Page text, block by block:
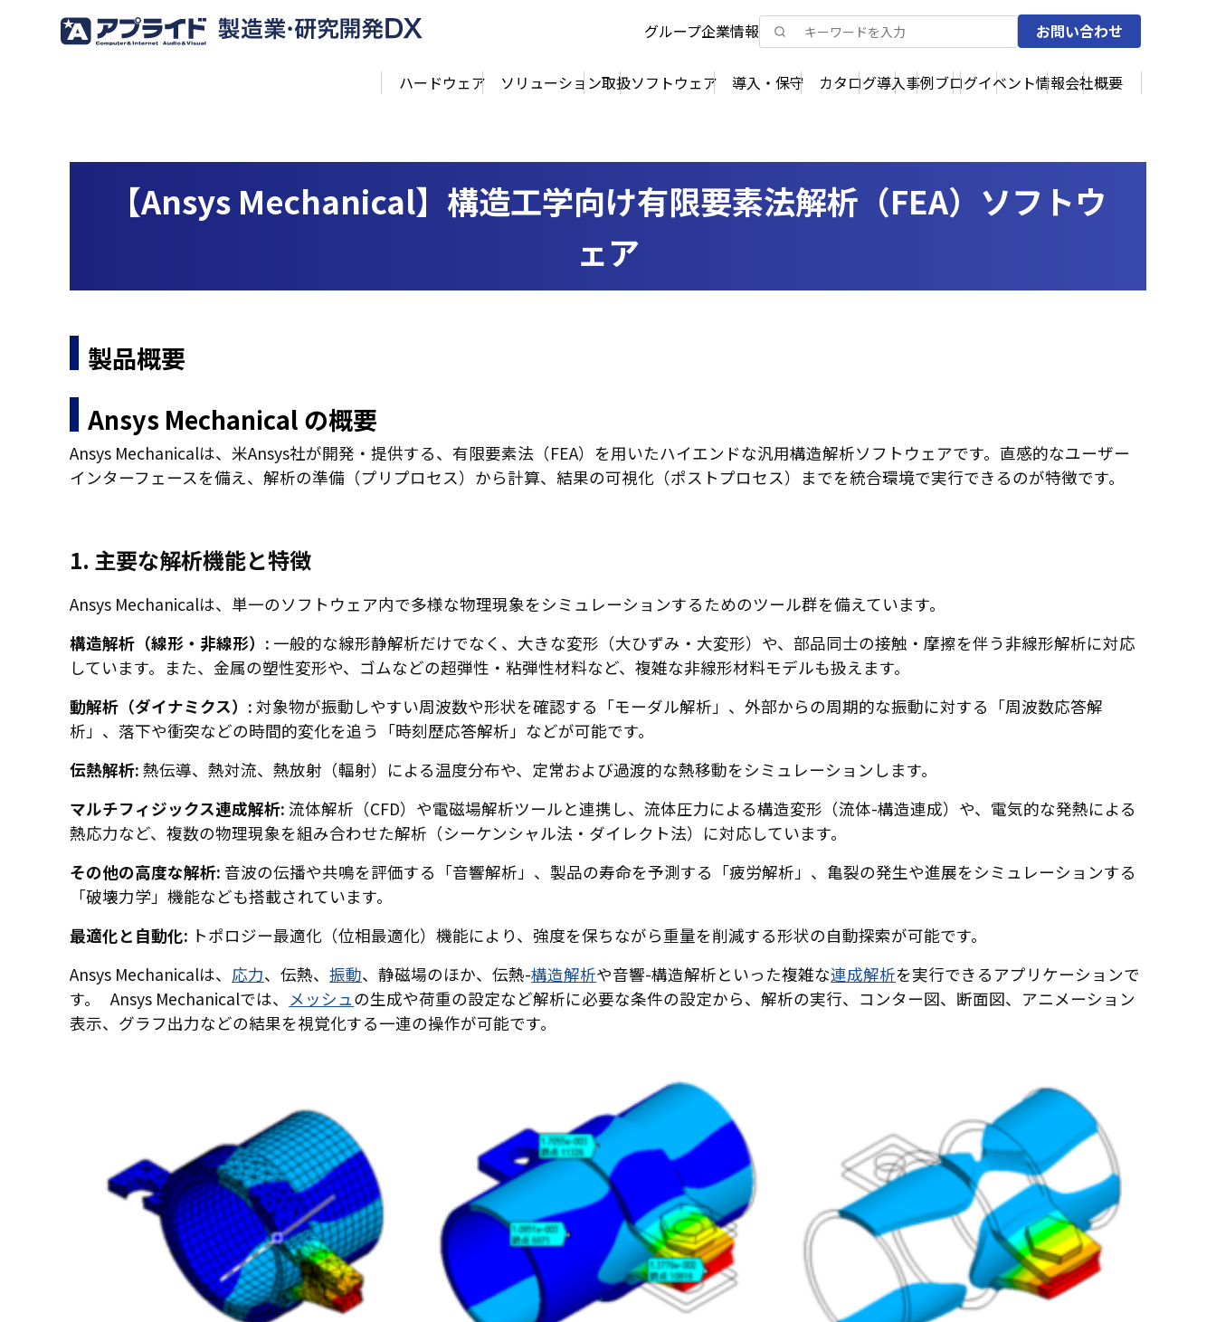
グループ企業情報 お問い合わせ
ハードウェア ソリューション取扱ソフトウェア 導入・保守 カタログ導入事例ブログイベント情報会社概要
【Ansys Mechanical】構造工学向け有限要素法解析（FEA）ソフトウ
ェア
製品概要
Ansys Mechanical の概要
Ansys Mechanicalは、米Ansys社が開発・提供する、有限要素法（FEA）を用いたハイエンドな汎用構造解析ソフトウェアです。直感的なユーザー
インターフェースを備え、解析の準備（プリプロセス）から計算、結果の可視化（ポストプロセス）までを統合環境で実行できるのが特徴です。
1. 主要な解析機能と特徴
Ansys Mechanicalは、単一のソフトウェア内で多様な物理現象をシミュレーションするためのツール群を備えています。
構造解析（線形・非線形）: 一般的な線形静解析だけでなく、大きな変形（大ひずみ・大変形）や、部品同士の接触・摩擦を伴う非線形解析に対応
しています。また、金属の塑性変形や、ゴムなどの超弾性・粘弾性材料など、複雑な非線形材料モデルも扱えます。
動解析（ダイナミクス）: 対象物が振動しやすい周波数や形状を確認する「モーダル解析」、外部からの周期的な振動に対する「周波数応答解
析」、落下や衝突などの時間的変化を追う「時刻歴応答解析」などが可能です。
伝熱解析: 熱伝導、熱対流、熱放射（輻射）による温度分布や、定常および過渡的な熱移動をシミュレーションします。
マルチフィジックス連成解析: 流体解析（CFD）や電磁場解析ツールと連携し、流体圧力による構造変形（流体-構造連成）や、電気的な発熱による
熱応力など、複数の物理現象を組み合わせた解析（シーケンシャル法・ダイレクト法）に対応しています。
その他の高度な解析: 音波の伝播や共鳴を評価する「音響解析」、製品の寿命を予測する「疲労解析」、亀裂の発生や進展をシミュレーションする
「破壊力学」機能なども搭載されています。
最適化と自動化: トポロジー最適化（位相最適化）機能により、強度を保ちながら重量を削減する形状の自動探索が可能です。
Ansys Mechanicalは、 応力、伝熱、振動、静磁場のほか、伝熱-構造解析や音響-構造解析といった複雑な連成解析を実行できるアプリケーションで
す。 Ansys Mechanicalでは、 メッシュの生成や荷重の設定など解析に必要な条件の設定から、解析の実行、コンター図、断面図、アニメーション
表示、グラフ出力などの結果を視覚化する一連の操作が可能です。